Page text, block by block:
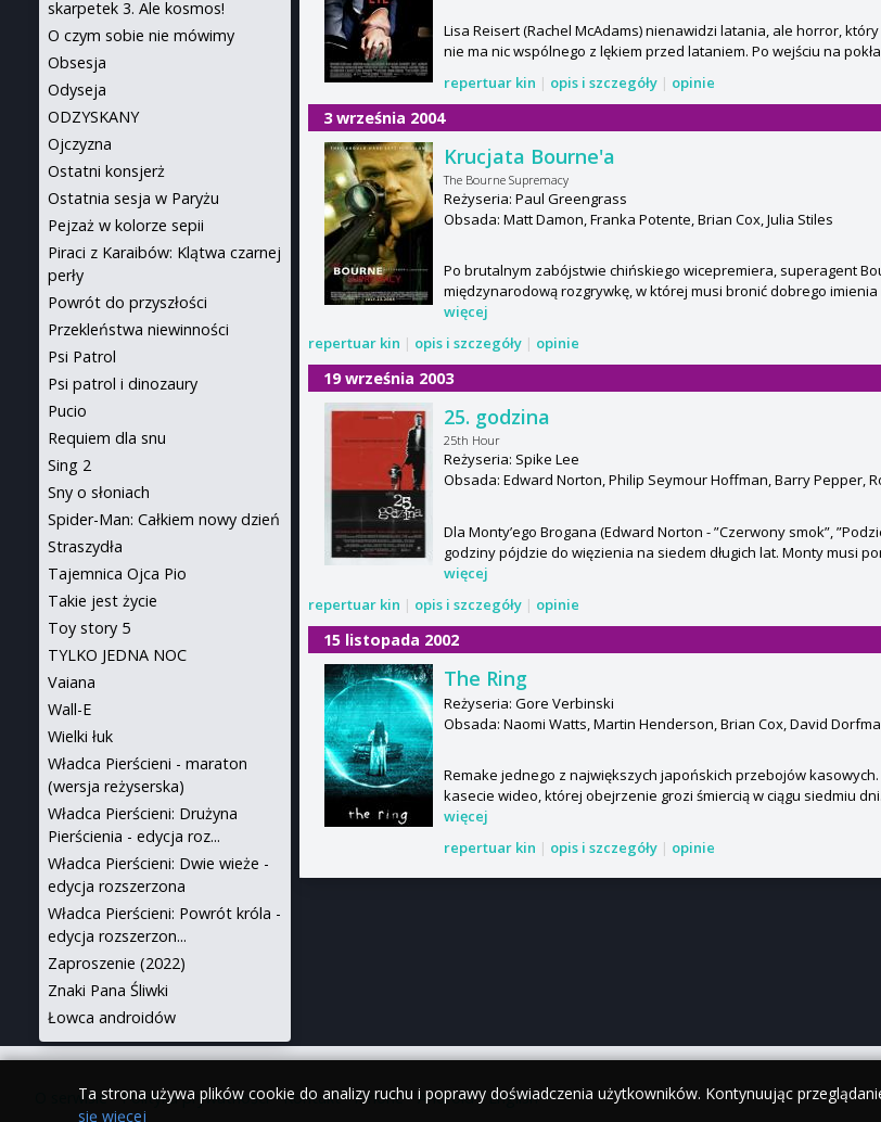
Ta strona używa plików cookie do analizy ruchu i poprawy doświadczenia użytkowników. Kontynuując
się więcej
Lisa Reisert (Rachel McAdams) nienawidzi latania, ale horror,
nie ma nic wspólnego z lękiem przed lataniem. Po wejściu na
repertuar kin | opis i szczegóły | opinie
3 września 2004
Krucjata Bourne'a
The Bourne Supremacy
Reżyseria: Paul Greengrass
Obsada: Matt Damon, Franka Potente, Brian Cox, Julia Stiles
Po brutalnym zabójstwie chińskiego wicepremiera, superagent
międzynarodową rozgrywkę, w której musi bronić dobrego imienia
więcej
repertuar kin | opis i szczegóły | opinie
19 września 2003
25. godzina
25th Hour
Reżyseria: Spike Lee
Obsada: Edward Norton, Philip Seymour Hoffman, Barry Pepper,
Dla Monty’ego Brogana (Edward Norton - ”Czerwony smok”,
godziny pójdzie do więzienia na siedem długich lat. Monty musi
więcej
repertuar kin | opis i szczegóły | opinie
15 listopada 2002
The Ring
Reżyseria: Gore Verbinski
Obsada: Naomi Watts, Martin Henderson, Brian Cox, David
Remake jednego z największych japońskich przebojów
kasecie wideo, której obejrzenie grozi śmiercią w ciągu siedmiu
więcej
repertuar kin | opis i szczegóły | opinie
skarpetek 3. Ale kosmos!
O czym sobie nie mówimy
Obsesja
Odyseja
ODZYSKANY
Ojczyzna
Ostatni konsjerż
Ostatnia sesja w Paryżu
Pejzaż w kolorze sepii
Piraci z Karaibów: Klątwa czarnej
perły
Powrót do przyszłości
Przekleństwa niewinności
Psi Patrol
Psi patrol i dinozaury
Pucio
Requiem dla snu
Sing 2
Sny o słoniach
Spider-Man: Całkiem nowy dzień
Straszydła
Tajemnica Ojca Pio
Takie jest życie
Toy story 5
TYLKO JEDNA NOC
Vaiana
Wall-E
Wielki łuk
Władca Pierścieni - maraton
(wersja reżyserska)
Władca Pierścieni: Drużyna
Pierścienia - edycja roz...
Władca Pierścieni: Dwie wieże -
edycja rozszerzona
Władca Pierścieni: Powrót króla -
edycja rozszerzon...
Zaproszenie (2022)
Znaki Pana Śliwki
Łowca androidów
O serwisie•Polityka prywatności•Kontakt•iPhone• Android• English